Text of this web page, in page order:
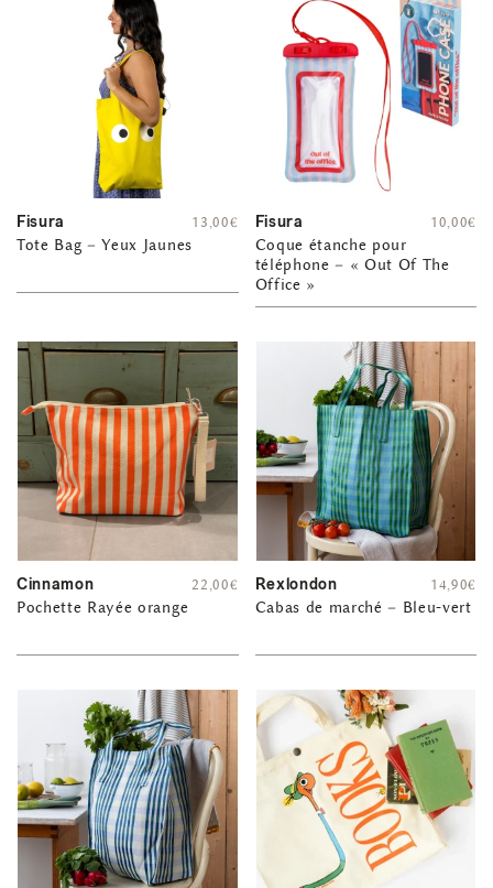
Fisura
Tote Bag – Yeux Jaunes
13,00€ Fisura
Coque étanche pour
téléphone – « Out Of The
Office »
10,00€
Cinnamon
Pochette Rayée orange
22,00€ Rexlondon
Cabas de marché – Bleu-vert
14,90€